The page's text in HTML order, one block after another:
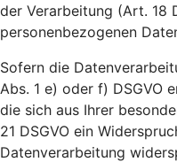
der Verarbeitung (Art. 18
personenbezogenen
Sofern die
Abs. 1 e) oder f) DSGVO
die sich aus Ihrer
21 DSGVO ein
Datenverarbeitung